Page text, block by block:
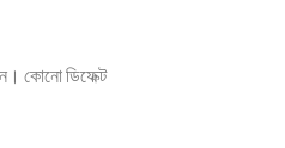
কোনো ডিফেক্ট